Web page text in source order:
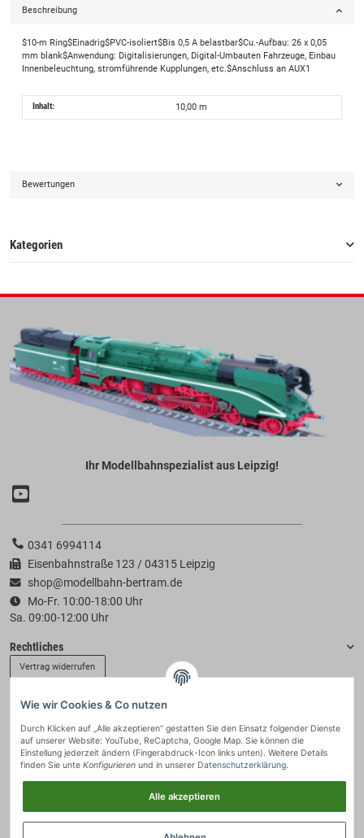
Beschreibung
$10-m Ring$Einadrig$PVC-isoliert$Bis 0,5 A belastbar$Cu.-Aufbau: 26 x 0,05
mm blank$Anwendung: Digitalisierungen, Digital-Umbauten Fahrzeuge, Einbau
Innenbeleuchtung, stromführende Kupplungen, etc.$Anschluss an AUX1
Inhalt: 10,00 m
Bewertungen
Kategorien
Ihr Modellbahnspezialist aus Leipzig!
0341 6994114
Eisenbahnstraße 123 / 04315 Leipzig
shop@modellbahn-bertram.de
Mo-Fr. 10:00-18:00 Uhr
Sa. 09:00-12:00 Uhr
Rechtliches
Vertrag widerrufen
Zahlung & Versand
Wie wir Cookies & Co nutzen
Durch Klicken auf „Alle akzeptieren“ gestatten Sie den Einsatz folgender Dienste
auf unserer Website: YouTube, ReCaptcha, Google Map. Sie können die
Einstellung jederzeit ändern (Fingerabdruck-Icon links unten). Weitere Details
finden Sie unte Konfigurieren und in unserer Datenschutzerklärung.
Alle akzeptieren